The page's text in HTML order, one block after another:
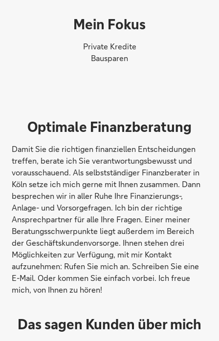
Mein Fokus
Private Kredite
Bausparen
Optimale Finanzberatung
Damit Sie die richtigen finanziellen Entscheidungen
treffen, berate ich Sie verantwortungsbewusst und
vorausschauend. Als selbstständiger Finanzberater in
Köln setze ich mich gerne mit Ihnen zusammen. Dann
besprechen wir in aller Ruhe Ihre Finanzierungs-,
Anlage- und Vorsorgefragen. Ich bin der richtige
Ansprechpartner für alle Ihre Fragen. Einer meiner
Beratungsschwerpunkte liegt außerdem im Bereich
der Geschäftskundenvorsorge. Ihnen stehen drei
Möglichkeiten zur Verfügung, mit mir Kontakt
aufzunehmen: Rufen Sie mich an. Schreiben Sie eine
E-Mail. Oder kommen Sie einfach vorbei. Ich freue
mich, von Ihnen zu hören!
Das sagen Kunden über mich